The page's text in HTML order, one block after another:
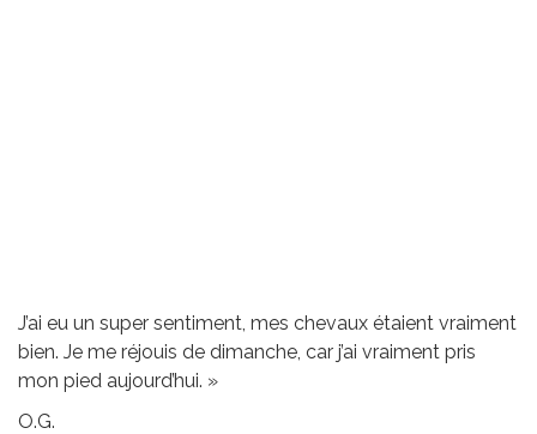
J’ai eu un super sentiment, mes chevaux étaient vraiment
bien. Je me réjouis de dimanche, car j’ai vraiment pris
mon pied aujourd’hui. »
O.G.